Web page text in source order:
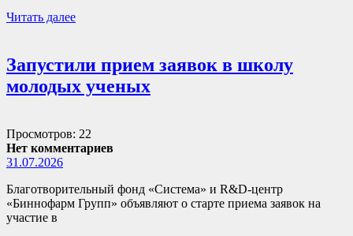
Читать далее
Запустили прием заявок в школу
молодых ученых
Просмотров: 22
Нет комментариев
31.07.2026
Благотворительный фонд «Система» и R&D-центр
«Биннофарм Групп» объявляют о старте приема заявок на
участие в